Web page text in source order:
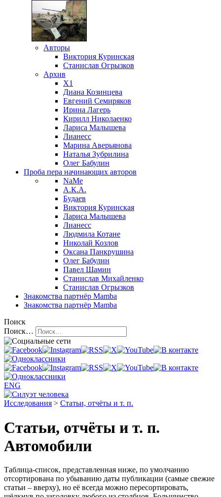
Авторы
Виктория Куринская
Станислав Огрызков
Архив
X1
Диана Козинцева
Евгений Семиряков
Ирина Лагерь
Кирилл Николаенко
Лариса Малышева
Лианесс
Марина Аверьянова
Наталья Зубрилина
Олег Бабулин
Проба пера начинающих авторов
NaMe
А.К.А.
Будаев
Виктория Куринская
Лариса Малышева
Лианесс
Людмила Котане
Николай Козлов
Оксана Панкрушина
Олег Бабулин
Павел Шамин
Станислав Михайленко
Станислав Огрызков
Знакомства партнёр Mamba
Знакомства партнёр Mamba
Поиск
Поиск…
ENG
Исследования > Статьи, отчёты и т. п.
Статьи, отчёты и т. п.
Автомобили
Таблица-список, представленная ниже, по умолчанию
отсортирована по убыванию даты публикации (самые свежие
статьи – вверху), но её всегда можно пересортировать,